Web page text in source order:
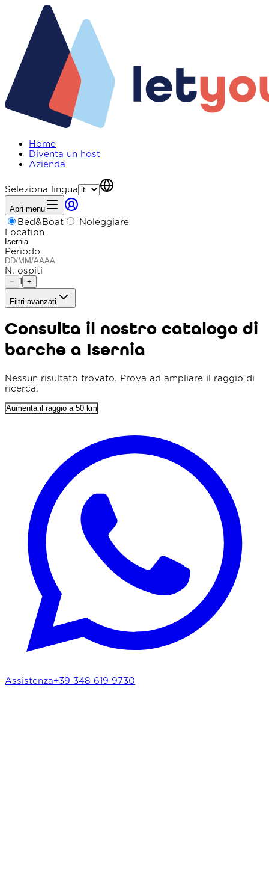
Home
Diventa un host
Azienda
Seleziona lingua
Apri menu
Bed&Boat
Noleggiare
Location
Periodo
N. ospiti
− 1 +
Filtri avanzati
Raggio
Ordina per
Prezzo min. (€)
Prezzo max. (€)
Lunghezza min. (m)
Solo punteggio 4+
Parcheggio incluso
Colazione inclusa
Consulta il nostro catalogo di
barche a Isernia
Nessun risultato trovato. Prova ad ampliare il raggio di
ricerca.
Aumenta il raggio a 50 km
Assistenza+39 348 619 9730